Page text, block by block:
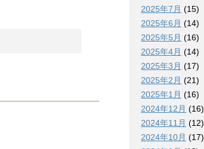
2025年7月 (15)
2025年6月 (14)
2025年5月 (16)
2025年4月 (14)
2025年3月 (17)
2025年2月 (21)
2025年1月 (16)
2024年12月 (16)
2024年11月 (12)
2024年10月 (17)